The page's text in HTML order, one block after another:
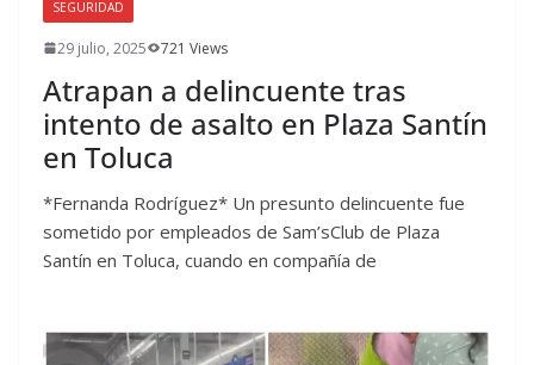
SEGURIDAD
29 julio, 2025 721 Views
Atrapan a delincuente tras
intento de asalto en Plaza Santín
en Toluca
*Fernanda Rodríguez* Un presunto delincuente fue
sometido por empleados de Sam’sClub de Plaza
Santín en Toluca, cuando en compañía de